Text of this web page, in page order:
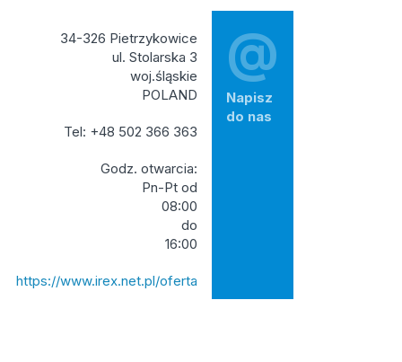
34-326 Pietrzykowice
ul. Stolarska 3
woj.śląskie
POLAND
Tel: +48 502 366 363
Godz. otwarcia:
Pn-Pt od
08:00
do
16:00
https://www.irex.net.pl/oferta
@
Napisz
do nas